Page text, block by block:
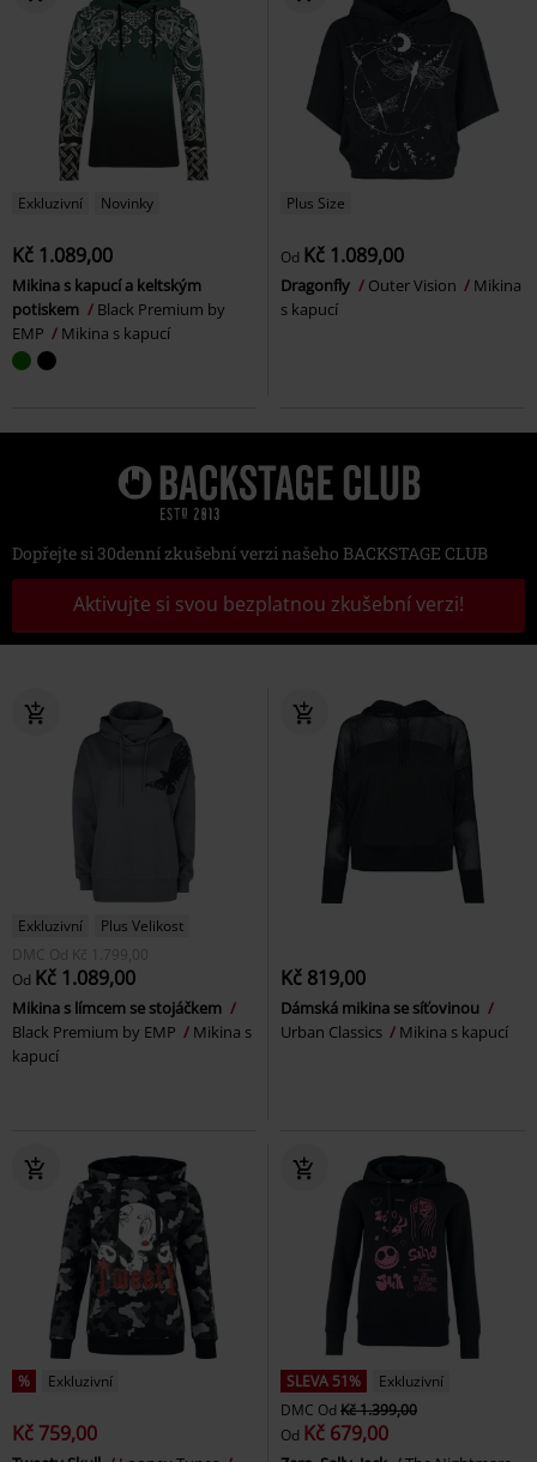
Exkluzivní Novinky
Kč 1.089,00
Mikina s kapucí a keltským
potiskem
Black Premium by
EMP
Mikina s kapucí
Plus Size
Od Kč 1.089,00
Dragonfly Outer Vision
Mikina
s kapucí
Dopřejte si 30denní zkušební verzi našeho BACKSTAGE CLUB
Aktivujte si svou bezplatnou zkušební verzi!
Exkluzivní
Plus Velikost
DMC Od Kč 1.799,00
Od Kč 1.089,00
Mikina s límcem se stojáčkem
Black Premium by EMP
Mikina s
kapucí
Kč 819,00
Dámská mikina se síťovinou
Urban Classics
Mikina s kapucí
% Exkluzivní
Kč 759,00
SLEVA 51%
Exkluzivní
DMC Od Kč 1.399,00
Od Kč 679,00